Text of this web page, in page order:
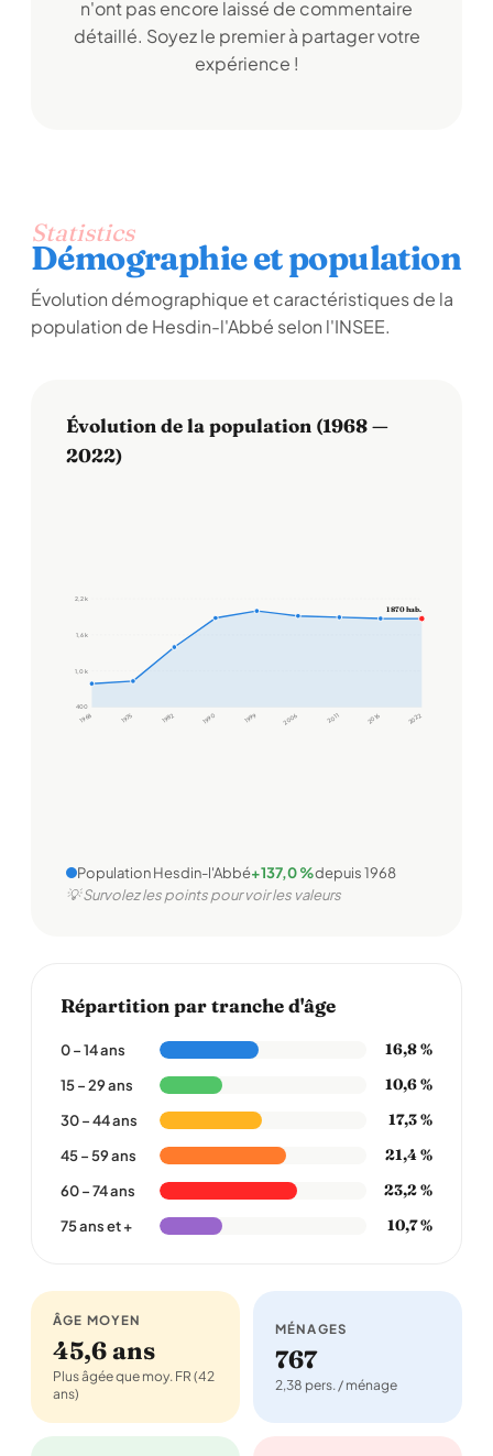
n'ont pas encore laissé de commentaire
détaillé. Soyez le premier à partager votre
expérience !
Statistics
Démographie et population
Évolution démographique et caractéristiques de la
population de Hesdin-l'Abbé selon l'INSEE.
Évolution de la population (1968 —
2022)
400
1,0 k
1,6 k
2,2 k
1968 1975 1982 1990 1999 2006 2011 2016 2022
1 870 hab.
Population Hesdin-l'Abbé+137,0 %depuis 1968
💡 Survolez les points pour voir les valeurs
Répartition par tranche d'âge
0 – 14 ans 16,8 %
15 – 29 ans 10,6 %
30 – 44 ans 17,3 %
45 – 59 ans 21,4 %
60 – 74 ans 23,2 %
75 ans et + 10,7 %
ÂGE MOYEN
45,6 ans
Plus âgée que moy. FR (42
ans)
MÉNAGES
767
2,38 pers. / ménage